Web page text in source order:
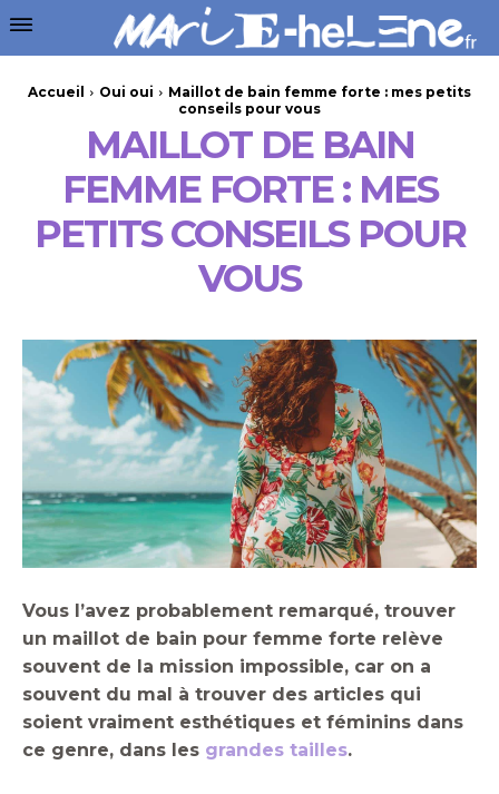
Accueil Oui oui
Maillot de bain femme forte : mes petits
conseils pour vous
MAILLOT DE BAIN
FEMME FORTE : MES
PETITS CONSEILS POUR
VOUS
Vous l’avez probablement remarqué, trouver
un maillot de bain pour femme forte relève
souvent de la mission impossible, car on a
souvent du mal à trouver des articles qui
soient vraiment esthétiques et féminins dans
ce genre, dans les grandes tailles.